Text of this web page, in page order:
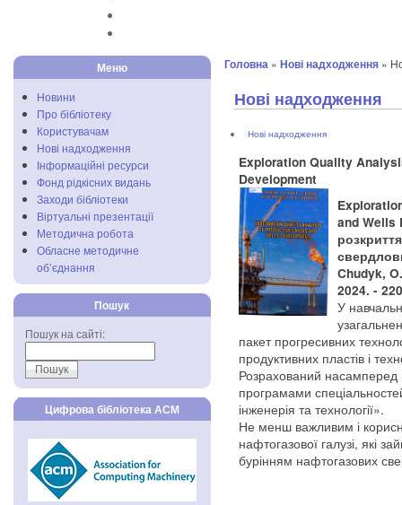
Меню
Новини
Про бібліотеку
Користувачам
Нові надходження
Інформаційні ресурси
Фонд рідкісних видань
Заходи бібліотеки
Віртуальні презентації
Методична робота
Обласне методичне
об’єднання
Пошук
Пошук на сайті:
Цифрова бібліотека АСМ
Головна » Нові надходження »
Нові надходження
Нові надходження
Exploration Quality
Development
and Wells
Chudyk,
2024. -
У
пакет прогресивних
продуктивних пластів і
Розрахований насамперед
програмами
інженерія та технології».
Не менш важливим і
нафтогазової галузі, які
бурінням нафтогазових